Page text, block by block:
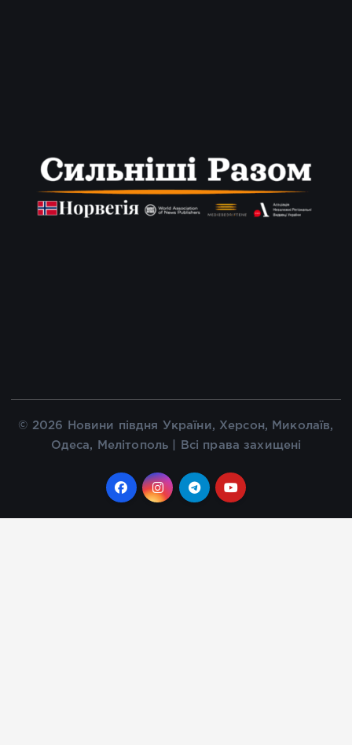
© 2026 Новини півдня України, Херсон, Миколаїв,
Одеса, Мелітополь | Всі права захищені